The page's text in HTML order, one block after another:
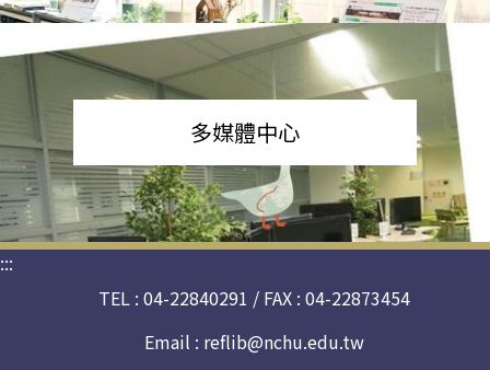
多媒體中心
:::
TEL : 04-22840291 / FAX : 04-22873454
Email : reflib@nchu.edu.tw